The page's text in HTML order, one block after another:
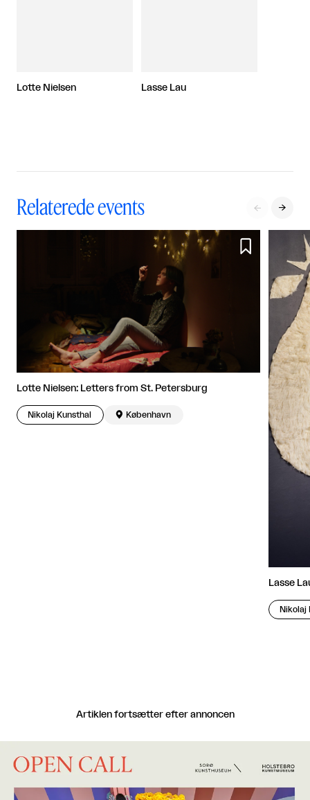
Lotte Nielsen Lasse Lau
Relaterede events  

Lotte Nielsen: Letters from St. Petersburg
Nikolaj Kunsthal  København
Lasse
Nikolaj
Artiklen fortsætter efter annoncen